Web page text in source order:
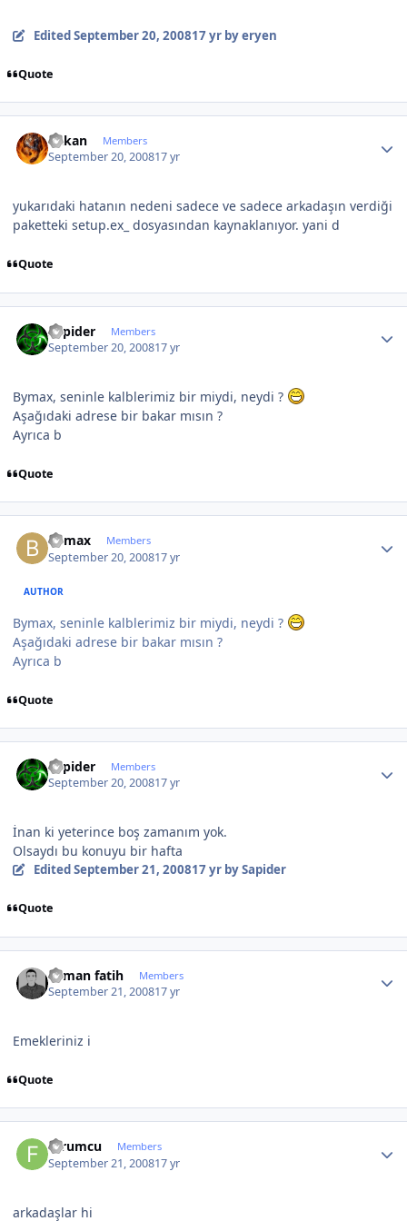
EditedSeptember 20, 200817 yrby eryen
Quote
hakan Members
September 20, 200817 yr
yukarıdaki hatanın nedeni sadece ve sadece arkadaşın verdiği
paketteki setup.ex_ dosyasından kaynaklanıyor. yani d
Quote
Sapider Members
September 20, 200817 yr
Bymax, seninle kalblerimiz bir miydi, neydi ?
Aşağıdaki adrese bir bakar mısın ?
Ayrıca b
Quote
bymax Members
September 20, 200817 yr
AUTHOR
Bymax, seninle kalblerimiz bir miydi, neydi ?
Aşağıdaki adrese bir bakar mısın ?
Ayrıca b
Quote
Sapider Members
September 20, 200817 yr
İnan ki yeterince boş zamanım yok.
Olsaydı bu konuyu bir hafta
Edited September 21, 200817 yrby Sapider
Quote
osman fatih Members
September 21, 200817 yr
Emekleriniz i
Quote
forumcu Members
September 21, 200817 yr
arkadaşlar hi